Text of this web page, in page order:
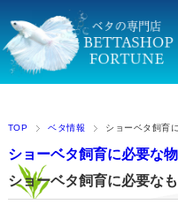
TOP ベタ情報 ショーベタ飼育
ショーベタ飼育に必要な物
ショーベタ飼育に必要な